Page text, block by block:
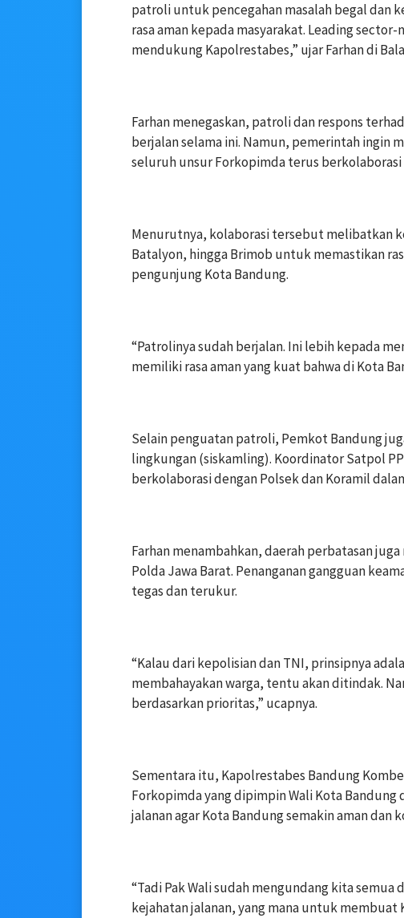
patroli untuk pencegahan masalah begal dan
rasa aman kepada masyarakat. Leading
mendukung Kapolrestabes,” ujar Farhan di
‎Farhan menegaskan, patroli dan respons
berjalan selama ini. Namun, pemerintah ingin
seluruh unsur Forkopimda terus
‎Menurutnya, kolaborasi tersebut melibatkan
Batalyon, hingga Brimob untuk memastikan
pengunjung Kota Bandung.
‎“Patrolinya sudah berjalan. Ini lebih kepada
memiliki rasa aman yang kuat bahwa di Kota
‎Selain penguatan patroli, Pemkot Bandung
lingkungan (siskamling). Koordinator Satpol
berkolaborasi dengan Polsek dan Koramil
‎Farhan menambahkan, daerah perbatasan
Polda Jawa Barat. Penanganan gangguan
tegas dan terukur.
‎“Kalau dari kepolisian dan TNI, prinsipnya
membahayakan warga, tentu akan ditindak.
berdasarkan prioritas,” ucapnya.
‎Sementara itu, Kapolrestabes Bandung
Forkopimda yang dipimpin Wali Kota
jalanan agar Kota Bandung semakin aman dan
‎“Tadi Pak Wali sudah mengundang kita
kejahatan jalanan, yang mana untuk